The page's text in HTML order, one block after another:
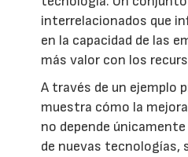
interrelacionados que
en la capacidad de las
más valor con los
A través de un ejemplo
muestra cómo la
no depende
de nuevas tecnologías,